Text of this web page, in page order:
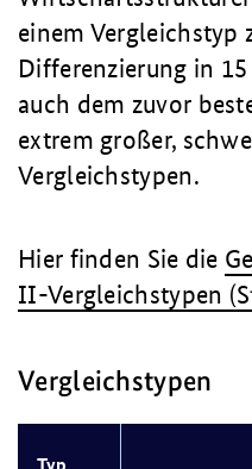
einem Vergleichstyp
Differenzierung in
auch dem zuvor
extrem großer,
Vergleichstypen.
Hier finden Sie die
II-Vergleichstypen
Vergleichstypen